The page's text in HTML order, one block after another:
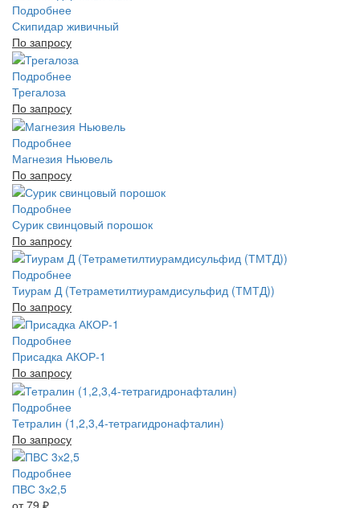
Подробнее
Скипидар живичный
По запросу
Подробнее
Трегалоза
По запросу
Подробнее
Магнезия Ньювель
По запросу
Подробнее
Сурик свинцовый порошок
По запросу
Подробнее
Тиурам Д (Тетраметилтиурамдисульфид (ТМТД))
По запросу
Подробнее
Присадка АКОР-1
По запросу
Подробнее
Тетралин (1,2,3,4-тетрагидронафталин)
По запросу
Подробнее
ПВС 3х2,5